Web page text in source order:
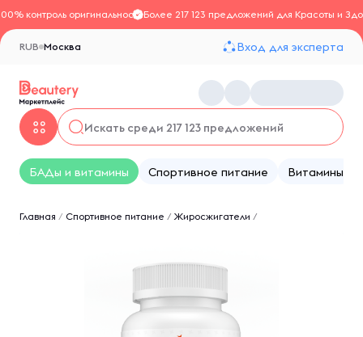
контроль оригинальностиБолее 217 123 предложений для Красоты и
Москва
RUB Вход для эксперта
БАДы и витамины Спортивное питание Витамины
Главная / Спортивное питание / Жиросжигатели /